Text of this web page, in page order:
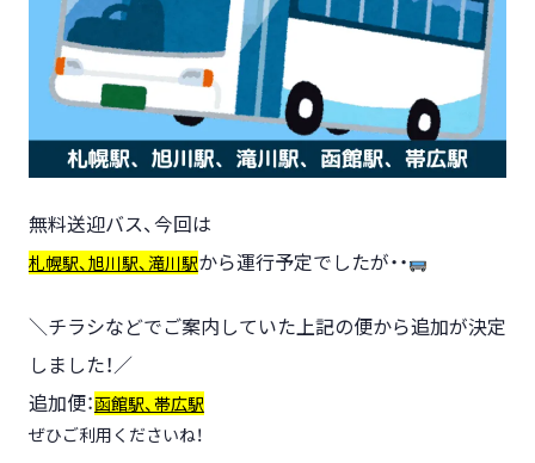
無料送迎バス、今回は
札幌駅、旭川駅、滝川駅から運行予定でしたが・・
＼チラシなどでご案内していた上記の便から追加が決定
しました！／
追加便：函館駅、帯広駅
ぜひご利用くださいね！